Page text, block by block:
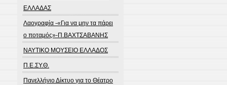
ΕΛΛΑΔΑΣ
Λαογραφία -«Για να μην τα πάρει
ο ποταμός»-Π.ΒΑΧΤΣΑΒΑΝΗΣ
ΝΑΥΤΙΚΟ ΜΟΥΣΕΙΟ ΕΛΛΑΔΟΣ
Π.Ε.ΣΥ.Θ.
Πανελλήνιο Δίκτυο για το Θέατρο